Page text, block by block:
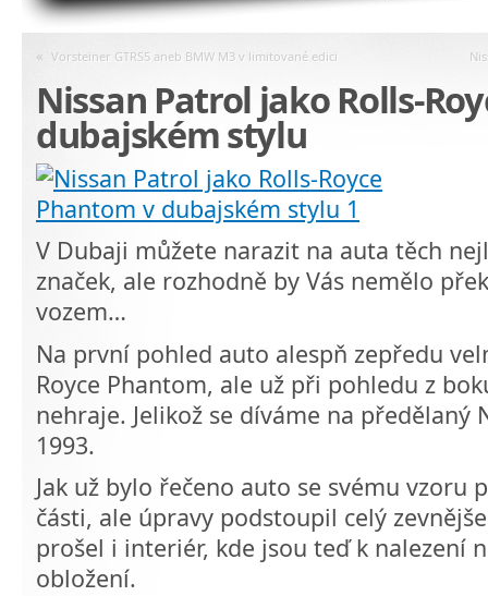
« Vorsteiner GTRS5 aneb BMW M3 v limitované edici
Nissan Patrol jako Rolls-
dubajském stylu
V Dubaji můžete narazit na auta těch
značek, ale rozhodně by Vás nemělo
vozem…
Na první pohled auto alespň zepředu
Royce Phantom, ale už při pohledu z
nehraje. Jelikož se díváme na předělaný
1993.
Jak už bylo řečeno auto se svému vzoru
části, ale úpravy podstoupil celý
prošel i interiér, kde jsou teď k nalezení
obložení.